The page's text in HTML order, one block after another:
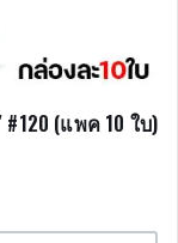
(แพค 10 ใบ)